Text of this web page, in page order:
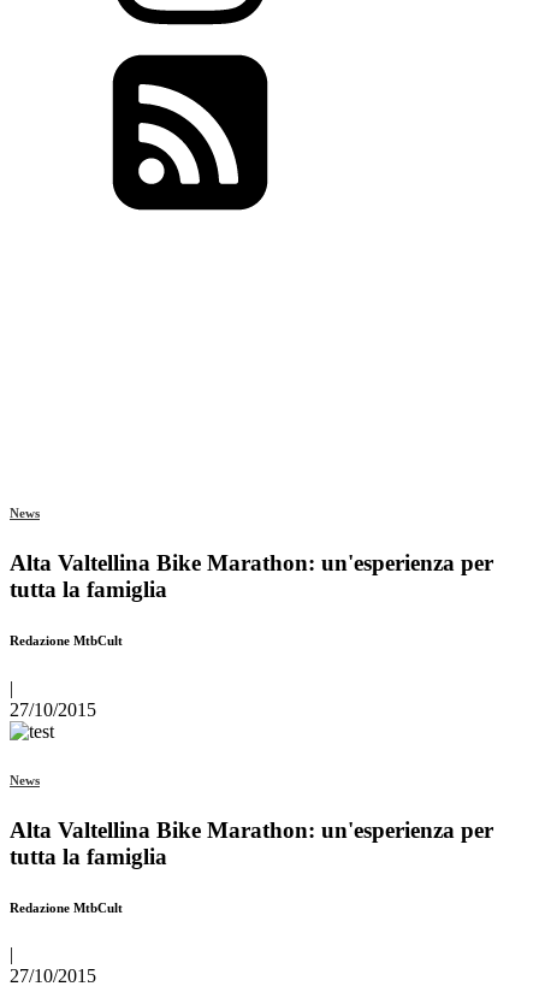
News
Alta Valtellina Bike Marathon: un'esperienza per
tutta la famiglia
Redazione MtbCult
|
27/10/2015
News
Alta Valtellina Bike Marathon: un'esperienza per
tutta la famiglia
Redazione MtbCult
27/10/2015